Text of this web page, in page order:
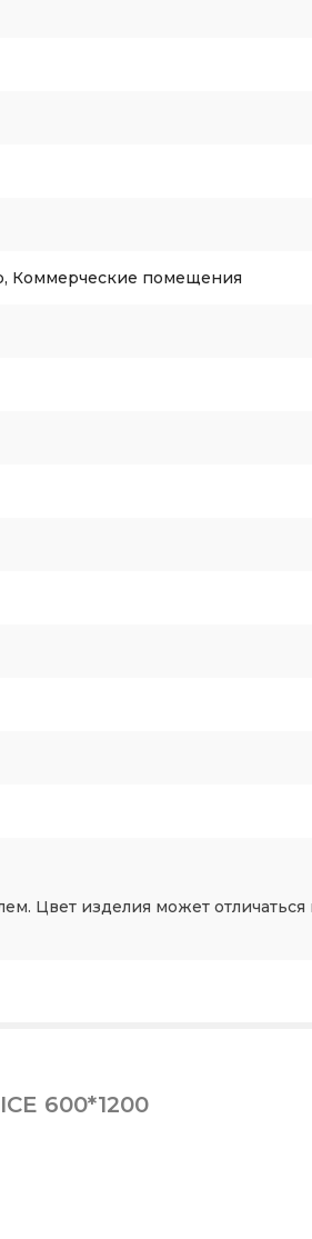
Коммерческие помещения
Цвет изделия может отличаться
600*1200